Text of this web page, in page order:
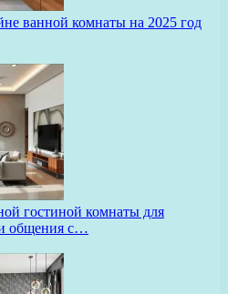
ванной комнаты на 2025 год
гостиной комнаты для
общения с…